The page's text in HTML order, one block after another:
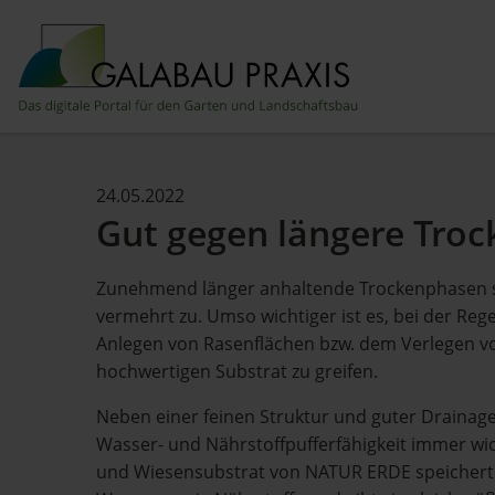
24.05.2022
Gut gegen längere
Zunehmend länger anhaltende Trockenphasen
vermehrt zu. Umso wichtiger ist es, bei der
Anlegen von Rasenflächen bzw. dem Verlegen
hochwertigen Substrat zu greifen.
Neben einer feinen Struktur und guter
Wasser- und Nährstoffpufferfähigkeit immer
und Wiesensubstrat von NATUR ERDE